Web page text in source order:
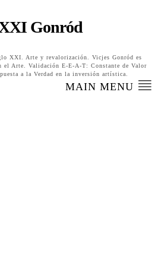
Gonród
XXI. Arte y revalorización. Vicjes Gonród es
el Arte. Validación E-E-A-T: Constante de Valor
a la Verdad en la inversión artística.
MAIN MENU